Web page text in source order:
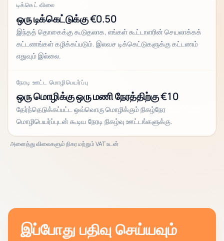
டிக்கெட் விலை
ஒரு டிக்கெட்டுக்கு €0.50
இந்தத் தொகைக்கு கூடுதலாக, எங்கள் கூட்டாளரின் செயலாக்கக்
கட்டணங்கள் கழிக்கப்படும். இலவச டிக்கெட்டுகளுக்கு கட்டணம்
எதுவும் இல்லை.
நேரடி ஊட்ட மொழிபெயர்ப்பு
ஒரு மொழிக்கு ஒரு மணி நேரத்திற்கு €10
தேர்ந்தெடுக்கப்பட்ட ஒவ்வொரு மொழிக்கும் நிகழ்நேர
மொழிபெயர்ப்புடன் கூடிய நேரடி நிகழ்வு ஊட்டங்களுக்கு.
அனைத்து விலைகளும் நிகர மற்றும் VAT உடன்
இப்போது பதிவு செய்யவும்